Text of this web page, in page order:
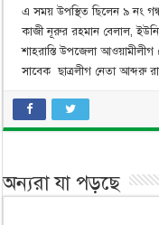
এ সময় উপস্থিত ছিলেন ৯ নং
কাজী নূরুর রহমান বেলাল,
শাহরাস্তি উপজেলা আওয়ামীলীগ
সাবেক ছাত্রলীগ নেতা আব্দরু
অন্যরা যা পড়ছে